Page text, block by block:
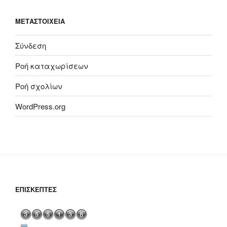
ΜΕΤΑΣΤΟΙΧΕΊΑ
Σύνδεση
Ροή καταχωρίσεων
Ροή σχολίων
WordPress.org
ΕΠΙΣΚΈΠΤΕΣ